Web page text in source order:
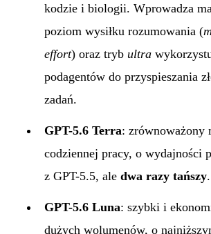
kodzie i biologii. Wprowadza
poziom wysiłku rozumowania (
effort) oraz tryb ultra
podagentów do przyspieszania
zadań.
GPT-5.6 Terra: zrównoważony
codziennej pracy, o wydajności
z GPT-5.5, ale dwa razy tańszy.
GPT-5.6 Luna: szybki i
dużych wolumenów, o